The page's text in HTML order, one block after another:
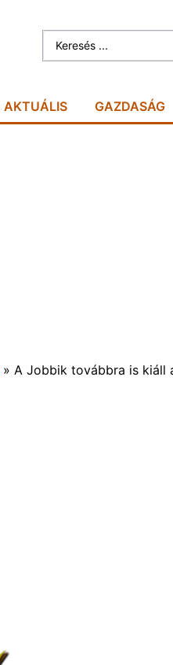
AKTUÁLIS GAZDASÁG
» A Jobbik továbbra is kiáll